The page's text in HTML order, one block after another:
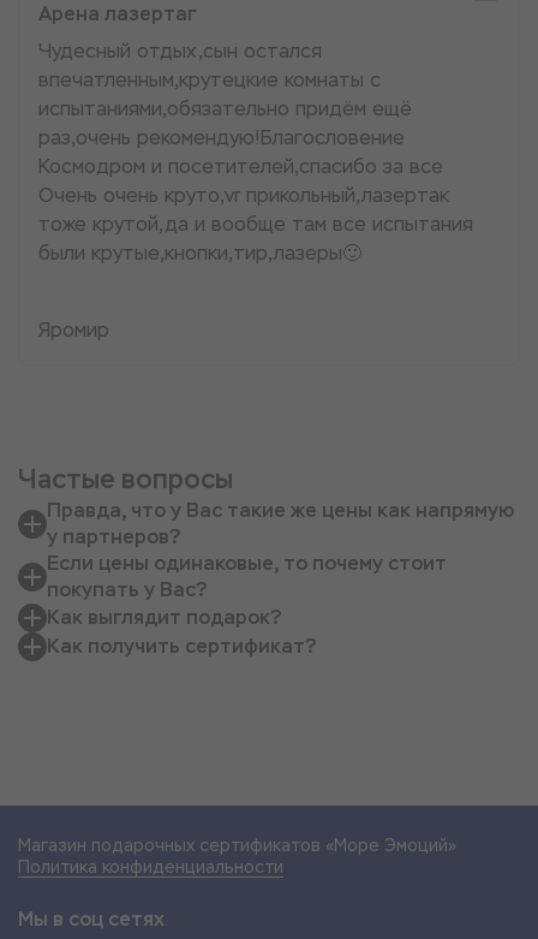
Арена лазертаг
Чудесный отдых,сын остался
впечатленным,крутецкие комнаты с
испытаниями,обязательно придём ещё
раз,очень рекомендую!Благословение
Космодром и посетителей,спасибо за все
Очень очень круто,vr прикольный,лазертак
тоже крутой,да и вообще там все испытания
были крутые,кнопки,тир,лазеры🙂
Яромир
Частые вопросы
Правда, что у Вас такие же цены как напрямую
у партнеров?
Если цены одинаковые, то почему стоит
покупать у Вас?
Как выглядит подарок?
Как получить сертификат?
Магазин подарочных сертификатов «Море Эмоций»
Политика конфиденциальности
Мы в соц сетях